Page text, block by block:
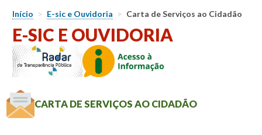
Início > E-sic e Ouvidoria > Carta de Serviços ao Cidadão
E-SIC E OUVIDORIA
CARTA DE SERVIÇOS AO CIDADÃO